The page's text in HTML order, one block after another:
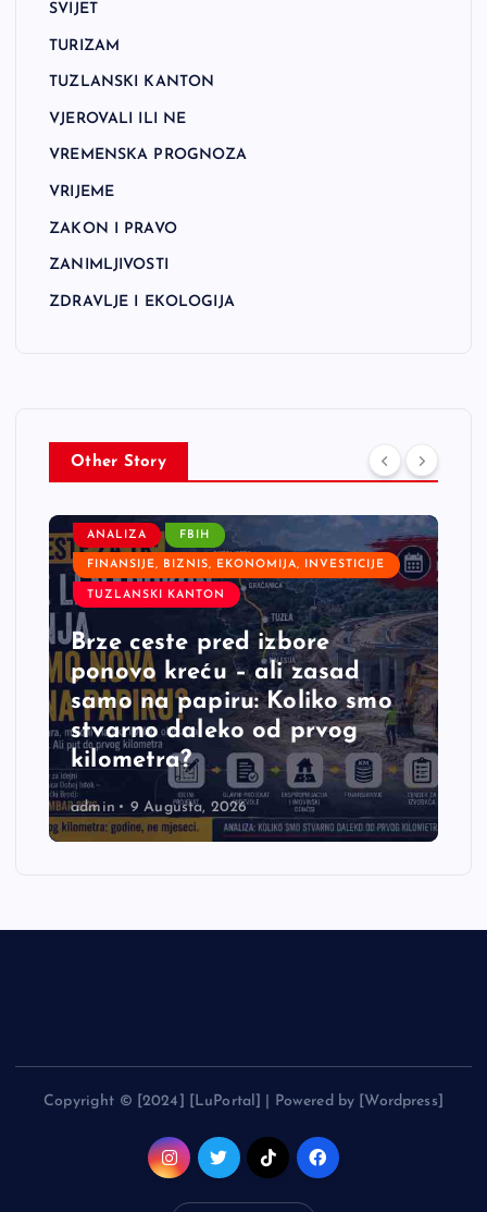
SVIJET
TURIZAM
TUZLANSKI KANTON
VJEROVALI ILI NE
VREMENSKA PROGNOZA
VRIJEME
ZAKON I PRAVO
ZANIMLJIVOSTI
ZDRAVLJE I EKOLOGIJA
Other Story
ANALIZA FBIH
FINANSIJE, BIZNIS, EKONOMIJA, INVESTICIJE
TUZLANSKI KANTON
Brze ceste pred izbore
ponovo kreću – ali zasad
samo na papiru: Koliko smo
stvarno daleko od prvog
kilometra?
admin 9 Augusta, 2026
Copyright © [2024] [LuPortal] | Powered by [Wordpress]